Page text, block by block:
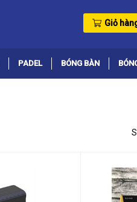
Giỏ
PADEL BÓNG BÀN